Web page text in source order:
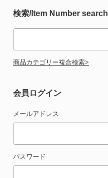
検索/Item Number search
商品カテゴリー複合検索>
会員ログイン
メールアドレス
パスワード